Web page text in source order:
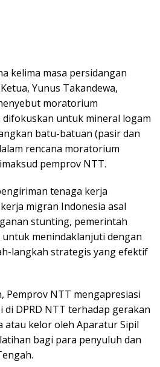
kelima masa persidangan
Yunus Takandewa,
moratorium
untuk mineral logam
batu-batuan (pasir dan
rencana moratorium
pemprov NTT.
tenaga kerja
migran Indonesia asal
stunting, pemerintah
menindaklanjuti dengan
langkah strategis yang efektif
Pemprov NTT mengapresiasi
DPRD NTT terhadap gerakan
atau kelor oleh Aparatur Sipil
bagi para penyuluh dan